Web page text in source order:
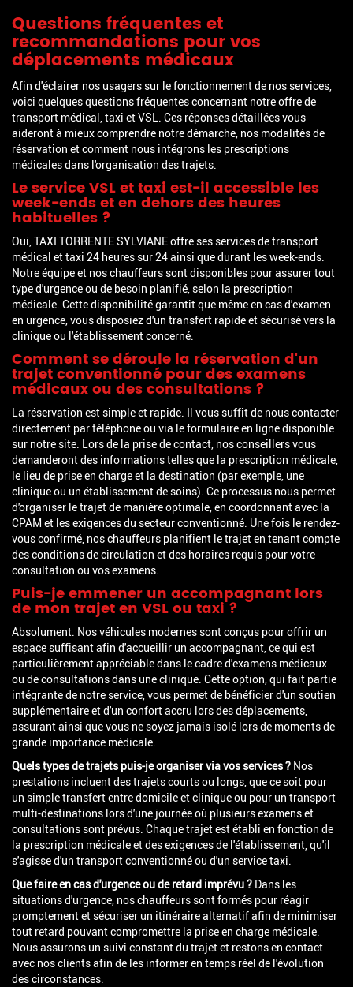
Questions fréquentes et
recommandations pour vos
déplacements médicaux
Afin d'éclairer nos usagers sur le fonctionnement de nos services,
voici quelques questions fréquentes concernant notre offre de
transport médical, taxi et VSL. Ces réponses détaillées vous
aideront à mieux comprendre notre démarche, nos modalités de
réservation et comment nous intégrons les prescriptions
médicales dans l'organisation des trajets.
Le service VSL et taxi est-il accessible les
week-ends et en dehors des heures
habituelles ?
Oui, TAXI TORRENTE SYLVIANE offre ses services de transport
médical et taxi 24 heures sur 24 ainsi que durant les week-ends.
Notre équipe et nos chauffeurs sont disponibles pour assurer tout
type d'urgence ou de besoin planifié, selon la prescription
médicale. Cette disponibilité garantit que même en cas d'examen
en urgence, vous disposiez d'un transfert rapide et sécurisé vers la
clinique ou l'établissement concerné.
Comment se déroule la réservation d'un
trajet conventionné pour des examens
médicaux ou des consultations ?
La réservation est simple et rapide. Il vous suffit de nous contacter
directement par téléphone ou via le formulaire en ligne disponible
sur notre site. Lors de la prise de contact, nos conseillers vous
demanderont des informations telles que la prescription médicale,
le lieu de prise en charge et la destination (par exemple, une
clinique ou un établissement de soins). Ce processus nous permet
d'organiser le trajet de manière optimale, en coordonnant avec la
CPAM et les exigences du secteur conventionné. Une fois le rendez-
vous confirmé, nos chauffeurs planifient le trajet en tenant compte
des conditions de circulation et des horaires requis pour votre
consultation ou vos examens.
Puis-je emmener un accompagnant lors
de mon trajet en VSL ou taxi ?
Absolument. Nos véhicules modernes sont conçus pour offrir un
espace suffisant afin d'accueillir un accompagnant, ce qui est
particulièrement appréciable dans le cadre d'examens médicaux
ou de consultations dans une clinique. Cette option, qui fait partie
intégrante de notre service, vous permet de bénéficier d'un soutien
supplémentaire et d'un confort accru lors des déplacements,
assurant ainsi que vous ne soyez jamais isolé lors de moments de
grande importance médicale.
Quels types de trajets puis-je organiser via vos services ? Nos
prestations incluent des trajets courts ou longs, que ce soit pour
un simple transfert entre domicile et clinique ou pour un transport
multi-destinations lors d'une journée où plusieurs examens et
consultations sont prévus. Chaque trajet est établi en fonction de
la prescription médicale et des exigences de l'établissement, qu'il
s'agisse d'un transport conventionné ou d'un service taxi.
Que faire en cas d'urgence ou de retard imprévu ? Dans les
situations d'urgence, nos chauffeurs sont formés pour réagir
promptement et sécuriser un itinéraire alternatif afin de minimiser
tout retard pouvant compromettre la prise en charge médicale.
Nous assurons un suivi constant du trajet et restons en contact
avec nos clients afin de les informer en temps réel de l'évolution
des circonstances.